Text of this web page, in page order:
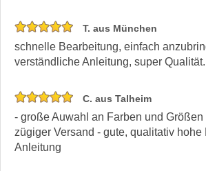
T. aus München
schnelle Bearbeitung, einfach
verständliche Anleitung, super Qualität.
C. aus Talheim
- große Auwahl an Farben und Größen
zügiger Versand - gute, qualitativ hohe
Anleitung